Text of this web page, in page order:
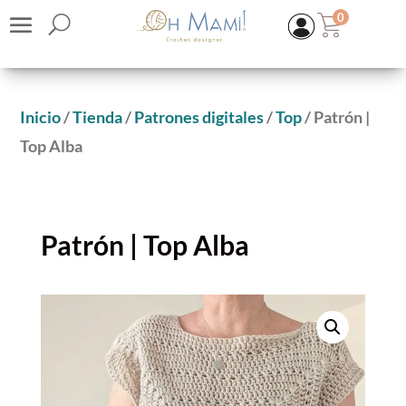
0
Inicio/Tienda/Patrones digitales/Top/ Patrón |
Top Alba
Patrón | Top Alba
KIT TOP ONDAS
33,40€-39,40€Rango
de
(IVA inc.) + ADD
Este